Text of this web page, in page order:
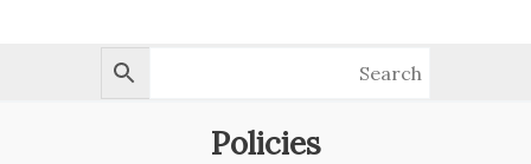
Policies